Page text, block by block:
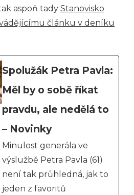
aspoň tady Stanovisko
článku v deníku
Spolužák Petra Pavla:
Měl by o sobě říkat
pravdu, ale nedělá to
– Novinky
Minulost generála ve
výslužbě Petra Pavla (61)
není tak průhledná, jak to
jeden z favoritů